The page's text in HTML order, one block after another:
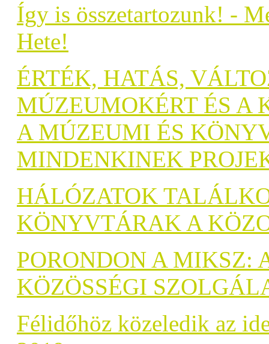
Így is összetartozunk! -
Hete!
ÉRTÉK, HATÁS,
MÚZEUMOKÉRT ÉS A
A MÚZEUMI ÉS
MINDENKINEK
HÁLÓZATOK
KÖNYVTÁRAK A
PORONDON A
KÖZÖSSÉGI
Félidőhöz közeledik az